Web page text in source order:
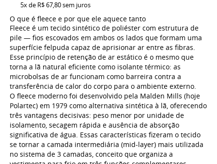
5xde R$ 67,80sem juros
O que é fleece e por que ele aquece tanto
Fleece é um tecido sintético de poliéster com estrutura de
pile — fios escovados em ambos os lados que formam uma
superfície felpuda capaz de aprisionar ar entre as fibras.
Esse princípio de retenção de ar estático é o mesmo que
torna a lã natural eficiente como isolante térmico: as
microbolsas de ar funcionam como barreira contra a
transferência de calor do corpo para o ambiente externo.
O fleece moderno foi desenvolvido pela Malden Mills (hoje
Polartec) em 1979 como alternativa sintética à lã, oferecendo
três vantagens decisivas: peso menor por unidade de
isolamento, secagem rápida e ausência de absorção
significativa de água. Essas características fizeram o tecido
se tornar a camada intermediária (mid-layer) mais utilizada
no sistema de 3 camadas, conceito que organiza a